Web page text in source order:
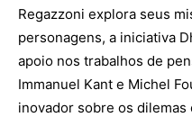
Regazzoni explora seus
personagens, a iniciativa
apoio nos trabalhos de
Immanuel Kant e Michel
inovador sobre os